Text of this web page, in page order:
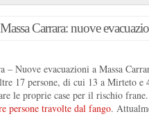
Carrara: nuove
– Nuove evacuazioni a Massa
17 persone, di cui 13 a Mirteto e
le proprie case per il rischio
persone travolte dal fango.